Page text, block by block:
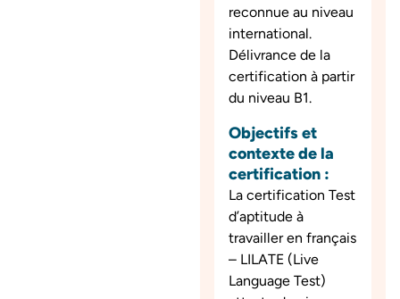
reconnue au niveau
international.
Délivrance de la
certification à partir
du niveau B1.
Objectifs et
contexte de la
certification :
La certification Test
d’aptitude à
travailler en français
– LILATE (Live
Language Test)